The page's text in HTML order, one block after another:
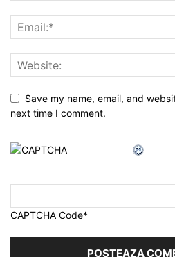
Save my name, email, and
next time I comment.
CAPTCHA Code*